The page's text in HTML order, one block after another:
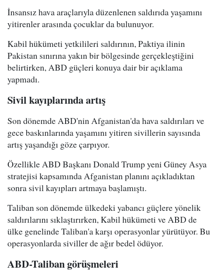
İnsansız hava araçlarıyla düzenlenen saldırıda yaşamını
yitirenler arasında çocuklar da bulunuyor.
Kabil hükümeti yetkilileri saldırının, Paktiya ilinin
Pakistan sınırına yakın bir bölgesinde gerçekleştiğini
belirtirken, ABD güçleri konuya dair bir açıklama
yapmadı.
Sivil kayıplarında artış
Son dönemde ABD'nin Afganistan'da hava saldırıları ve
gece baskınlarında yaşamını yitiren sivillerin sayısında
artış yaşandığı göze çarpıyor.
Özellikle ABD Başkanı Donald Trump yeni Güney Asya
stratejisi kapsamında Afganistan planını açıkladıktan
sonra sivil kayıpları artmaya başlamıştı.
Taliban son dönemde ülkedeki yabancı güçlere yönelik
saldırılarını sıklaştırırken, Kabil hükümeti ve ABD de
ülke genelinde Taliban'a karşı operasyonlar yürütüyor. Bu
operasyonlarda siviller de ağır bedel ödüyor.
ABD-Taliban görüşmeleri